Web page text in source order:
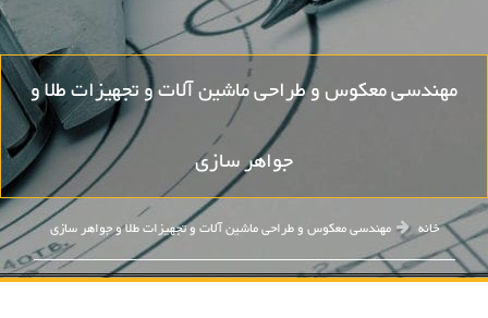
مهندسی معکوس و طراحی ماشین آلات و تجهیزات طلا و
جواهر سازی
خانه مهندسی معکوس و طراحی ماشین آلات و تجهیزات طلا و جواهر سازی